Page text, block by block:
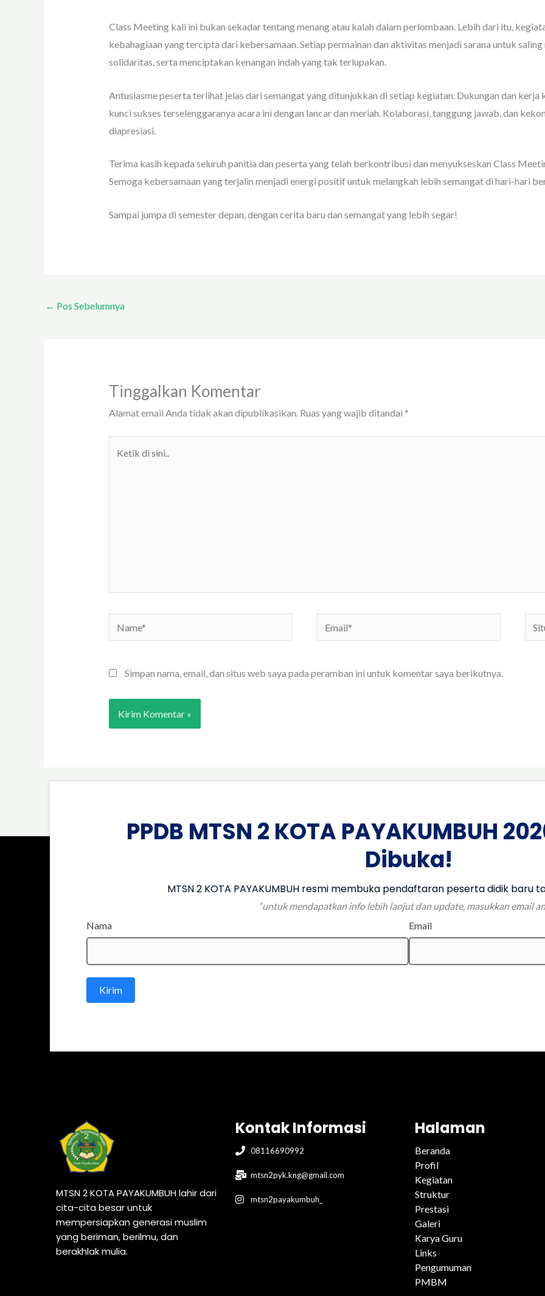
Class Meeting kali ini bukan sekadar tentang menang atau kalah dalam perlombaan. Lebih dari itu,
kebahagiaan yang tercipta dari kebersamaan. Setiap permainan dan aktivitas menjadi sarana untuk
solidaritas, serta menciptakan kenangan indah yang tak terlupakan.
Antusiasme peserta terlihat jelas dari semangat yang ditunjukkan di setiap kegiatan. Dukungan dan kerja
kunci sukses terselenggaranya acara ini dengan lancar dan meriah. Kolaborasi, tanggung jawab, dan
diapresiasi.
Terima kasih kepada seluruh panitia dan peserta yang telah berkontribusi dan menyukseskan Class
Semoga kebersamaan yang terjalin menjadi energi positif untuk melangkah lebih semangat di hari-hari
Sampai jumpa di semester depan, dengan cerita baru dan semangat yang lebih segar!
← Pos Sebelumnya
Tinggalkan Komentar
Alamat email Anda tidak akan dipublikasikan. Ruas yang wajib ditandai *
Web
Simpan nama, email, dan situs web saya pada peramban ini untuk komentar saya berikutnya.
PPDB MTSN 2 KOTA PAYAKUMBUH
Dibuka!
MTSN 2 KOTA PAYAKUMBUH resmi membuka pendaftaran peserta didik baru
“untuk mendapatkan info lebih lanjut dan update, masukkan email
Nama
Email
Kirim
MTSN 2 KOTA PAYAKUMBUH lahir dari
cita-cita besar untuk
mempersiapkan generasi muslim
yang beriman, berilmu, dan
berakhlak mulia.
Kontak Informasi
08116690992
mtsn2pyk.kng@gmail.com
mtsn2payakumbuh_
Halaman
Beranda
Profil
Kegiatan
Struktur
Prestasi
Galeri
Karya Guru
Links
Pengumuman
PMBM